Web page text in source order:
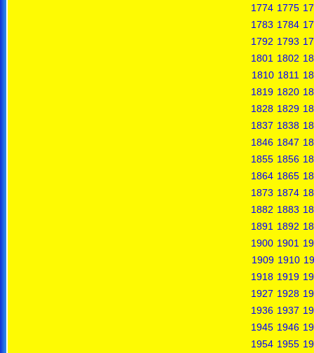
1774 1775
1783 1784
1792 1793
1801 1802
1810 1811
1819 1820
1828 1829
1837 1838
1846 1847
1855 1856
1864 1865
1873 1874
1882 1883
1891 1892
1900 1901
1909 1910
1918 1919
1927 1928
1936 1937
1945 1946
1954 1955